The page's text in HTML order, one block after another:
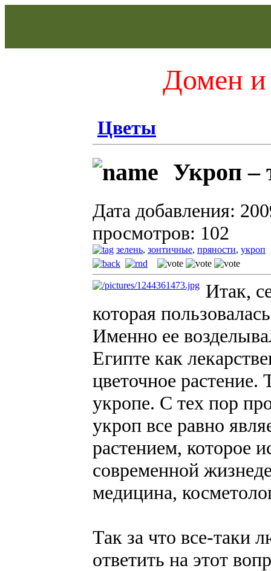
Домен и
Цветы
Укроп –
Дата добавления:
просмотров: 102
зелень, зонтичные, пряности, укроп
Итак,
которая
Именно ее
Египте как
цветочное
укропе. С тех пор
укроп все равно
растением, которое
современной
медицина,
Так за что все-таки
ответить на этот